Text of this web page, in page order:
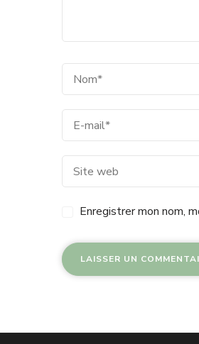
Enregistrer mon nom,